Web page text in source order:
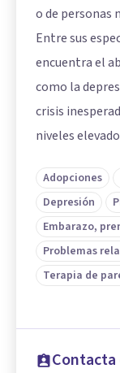
o de personas
Entre sus
encuentra el
como la
crisis
niveles
Adopciones
Depresión
Embarazo,
Problemas
Terapia de